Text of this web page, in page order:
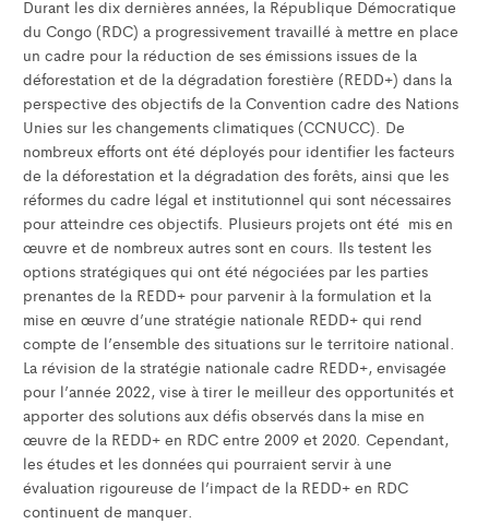
Durant les dix dernières années, la République Démocratique
du Congo (RDC) a progressivement travaillé à mettre en place
un cadre pour la réduction de ses émissions issues de la
déforestation et de la dégradation forestière (REDD+) dans la
perspective des objectifs de la Convention cadre des Nations
Unies sur les changements climatiques (CCNUCC). De
nombreux efforts ont été déployés pour identifier les facteurs
de la déforestation et la dégradation des forêts, ainsi que les
réformes du cadre légal et institutionnel qui sont nécessaires
pour atteindre ces objectifs. Plusieurs projets ont été mis en
œuvre et de nombreux autres sont en cours. Ils testent les
options stratégiques qui ont été négociées par les parties
prenantes de la REDD+ pour parvenir à la formulation et la
mise en œuvre d’une stratégie nationale REDD+ qui rend
compte de l’ensemble des situations sur le territoire national.
La révision de la stratégie nationale cadre REDD+, envisagée
pour l’année 2022, vise à tirer le meilleur des opportunités et
apporter des solutions aux défis observés dans la mise en
œuvre de la REDD+ en RDC entre 2009 et 2020. Cependant,
les études et les données qui pourraient servir à une
évaluation rigoureuse de l’impact de la REDD+ en RDC
continuent de manquer.